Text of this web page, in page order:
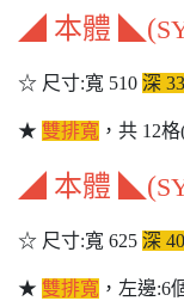
◢ 本體 ◣(
☆ 尺寸:寬 510 深
★ 雙排寬 ，共 12
◢ 本體 ◣(
☆ 尺寸:寬 625 深
★ 雙排寬 ，左邊:6